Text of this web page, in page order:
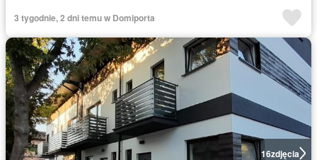
3 tygodnie, 2 dni temu w Domiporta
16zdjęcia